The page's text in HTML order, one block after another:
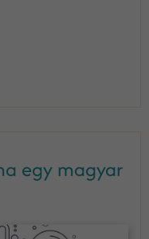
egy magyar